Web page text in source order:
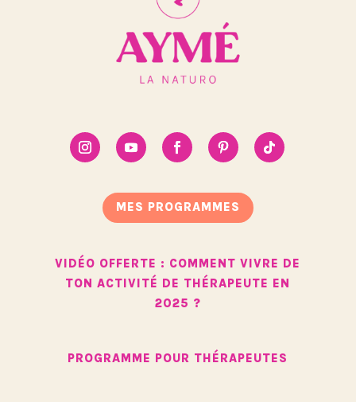
MES PROGRAMMES
VIDÉO OFFERTE : COMMENT VIVRE DE
TON ACTIVITÉ DE THÉRAPEUTE EN
2025 ?
PROGRAMME POUR THÉRAPEUTES